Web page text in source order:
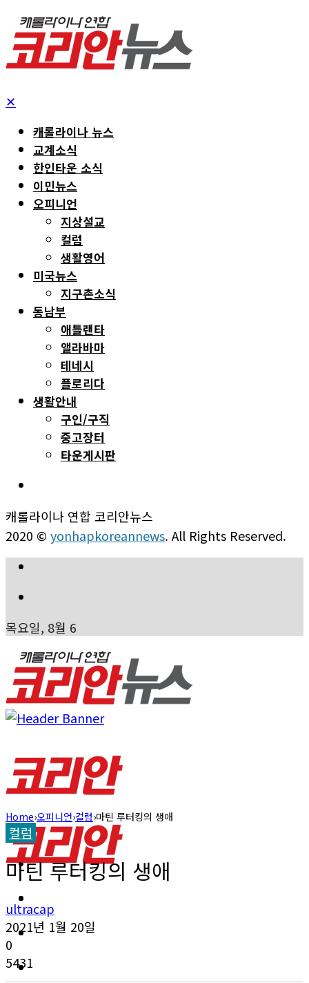
✕
캐롤라이나 뉴스
교계소식
한인타운 소식
이민뉴스
오피니언
지상설교
컬럼
생활영어
미국뉴스
지구촌소식
동남부
애틀랜타
앨라바마
테네시
플로리다
생활안내
구인/구직
중고장터
타운게시판
캐롤라이나 연합 코리안뉴스
2020 © yonhapkoreannews. All Rights Reserved.
목요일, 8월 6
캐롤라이나 뉴스
교계소식
이민뉴스
교계소식
Home›오피니언›컬럼›마틴 루터킹의 생애
컬럼
마틴 루터킹의 생애
ultracap
2021년 1월 20일
0
5431